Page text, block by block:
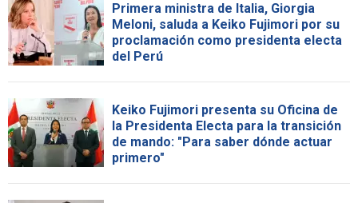
Primera ministra de Italia, Giorgia
Meloni, saluda a Keiko Fujimori por su
proclamación como presidenta electa
del Perú
Keiko Fujimori presenta su Oficina de
la Presidenta Electa para la transición
de mando: "Para saber dónde actuar
primero"